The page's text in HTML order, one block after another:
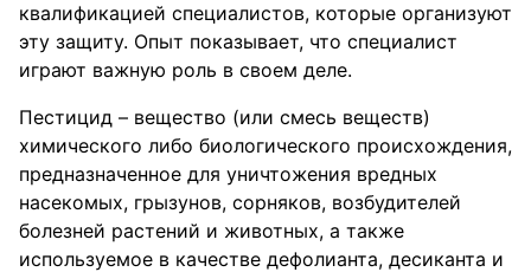
квалификацией специалистов, которые организуют
эту защиту. Опыт показывает, что специалист
играют важную роль в своем деле.
Пестицид – вещество (или смесь веществ)
химического либо биологического происхождения,
предназначенное для уничтожения вредных
насекомых, грызунов, сорняков, возбудителей
болезней растений и животных, а также
используемое в качестве дефолианта, десиканта и